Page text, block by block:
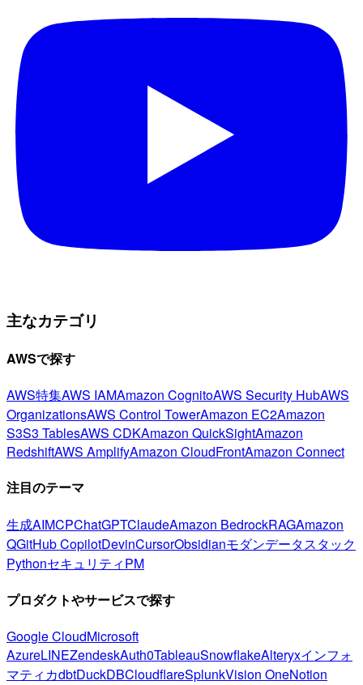
主なカテゴリ
AWSで探す
AWS特集AWS IAMAmazon CognitoAWS Security HubAWS
OrganizationsAWS Control TowerAmazon EC2Amazon
S3S3 TablesAWS CDKAmazon QuickSightAmazon
RedshiftAWS AmplifyAmazon CloudFrontAmazon Connect
注目のテーマ
生成AIMCPChatGPTClaudeAmazon BedrockRAGAmazon
QGitHub CopilotDevinCursorObsidianモダンデータスタック
PythonセキュリティPM
プロダクトやサービスで探す
Google CloudMicrosoft
AzureLINEZendeskAuth0TableauSnowflakeAlteryxインフォ
マティカdbtDuckDBCloudflareSplunkVision OneNotion